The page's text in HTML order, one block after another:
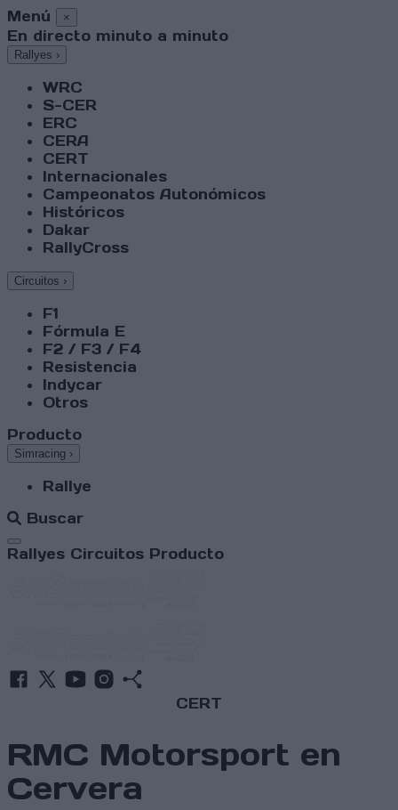
Menú ×
En directo minuto a minuto
Rallyes ›
WRC
S-CER
ERC
CERA
CERT
Internacionales
Campeonatos Autonómicos
Históricos
Dakar
RallyCross
Circuitos ›
F1
Fórmula E
F2 / F3 / F4
Resistencia
Indycar
Otros
Producto
Simracing ›
Rallye
Buscar
Abrir menú
Rallyes Circuitos Producto
CERT
RMC Motorsport en
Cervera